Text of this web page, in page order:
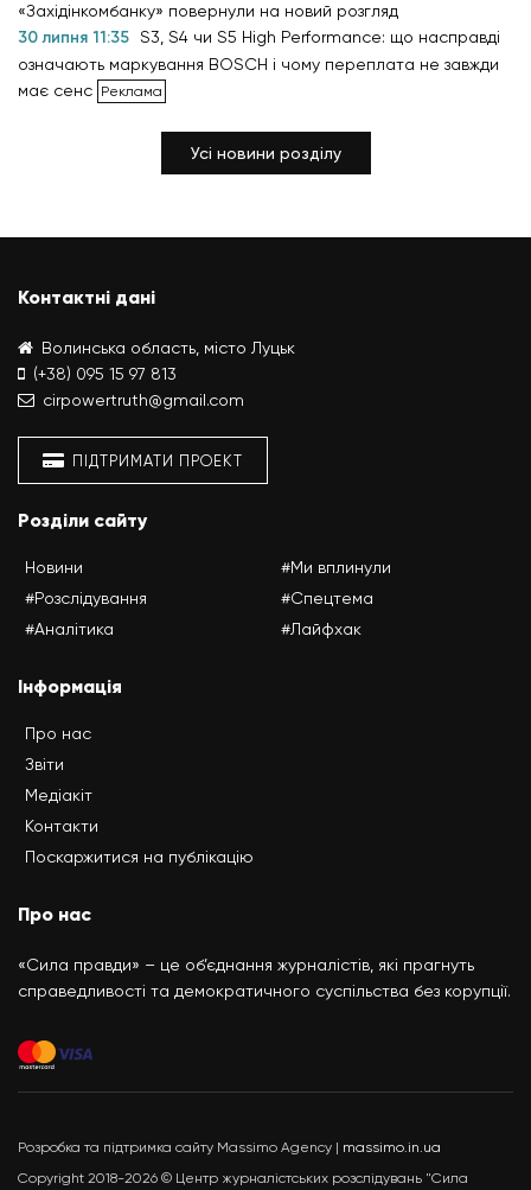
«Західінкомбанку» повернули на новий розгляд
30 липня 11:35 S3, S4 чи S5 High Performance: що насправді
означають маркування BOSCH і чому переплата не завжди
має сенс
Усі новини розділу
Контактні дані
Волинська область, місто Луцьк
(+38) 095 15 97 813
cirpowertruth@gmail.com
ПІДТРИМАТИ ПРОЕКТ
Розділи сайту
Новини
#Розслідування
#Аналітика
#Ми вплинули
#Спецтема
#Лайфхак
Інформація
Про нас
Звіти
Медіакіт
Контакти
Поскаржитися на публікацію
Про нас
«Сила правди» – це об’єднання журналістів, які прагнуть
справедливості та демократичного суспільства без корупції.
Розробка та підтримка сайту Massimo Agency | massimo.in.ua
Copyright 2018-2026 © Центр журналістських розслідувань "Сила